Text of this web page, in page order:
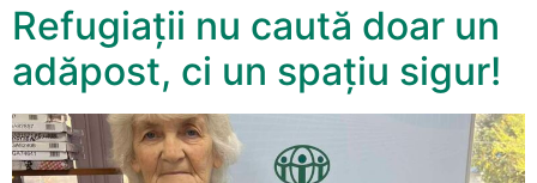
Refugiații nu caută doar un
adăpost, ci un spațiu sigur!